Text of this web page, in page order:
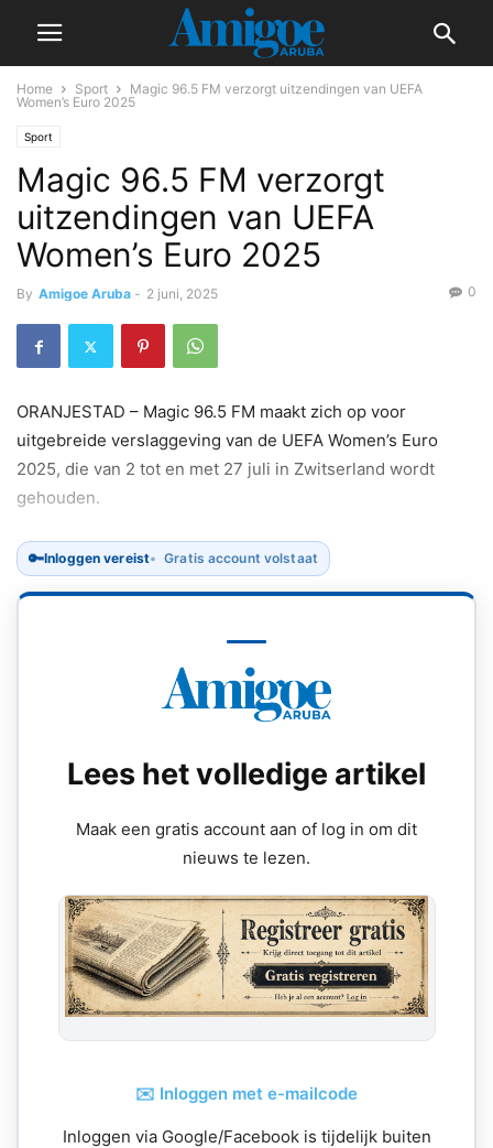
Home Sport
Magic 96.5 FM verzorgt uitzendingen van UEFA
Women’s Euro 2025
Sport
Magic 96.5 FM verzorgt
uitzendingen van UEFA
Women’s Euro 2025
By Amigoe Aruba - 2 juni, 2025 0
ORANJESTAD – Magic 96.5 FM maakt zich op voor
uitgebreide verslaggeving van de UEFA Women’s Euro
2025, die van 2 tot en met 27 juli in Zwitserland wordt
gehouden.
🔑Inloggen vereist Gratis account volstaat
Lees het volledige artikel
Maak een gratis account aan of log in om dit
nieuws te lezen.
✉️ Inloggen met e-mailcode
Inloggen via Google/Facebook is tijdelijk buiten